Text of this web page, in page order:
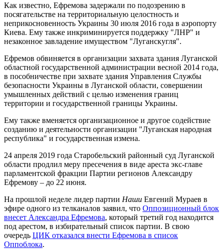
Как известно, Ефремова задержали по подозрению в
посягательстве на территориальную целостность и
неприкосновенность Украины 30 июля 2016 года в аэропорту
Киева. Ему также инкриминируется поддержку "ЛНР" и
незаконное завладение имуществом "Луганскугля".
Ефремов обвиняется в организации захвата здания Луганской
областной государственной администрации весной 2014 года,
в пособничестве при захвате здания Управления Службы
безопасности Украины в Луганской области, совершении
умышленных действий с целью изменения границ
территории и государственной границы Украины.
Ему также вменяется организационное и другое содействие
созданию и деятельности организации "Луганская народная
республика" и государственная измена.
24 апреля 2019 года Старобельский районный суд Луганской
области продлил меру пресечения в виде ареста экс-главе
парламентской фракции Партии регионов Александру
Ефремову – до 22 июня.
На прошлой неделе лидер партии Наши Евгений Мураев в
эфире одного из телканалов заявил, что Оппозиционный блок
внесет Александра Ефремова, который третий год находится
под арестом, в избирательный список партии. В свою
очередь ЦИК отказался внести Ефремова в список
Оппоблока.